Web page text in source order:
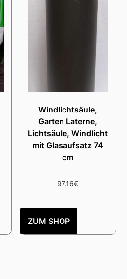
Windlichtsäule,
Garten Laterne,
Lichtsäule, Windlicht
mit Glasaufsatz 74
cm
97.16€
ZUM SHOP